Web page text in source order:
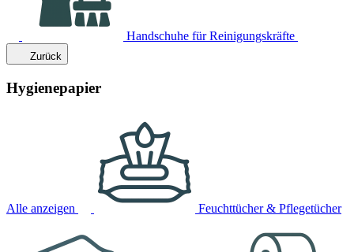
Handschuhe für Reinigungskräfte
Zurück
Hygienepapier
Alle anzeigen Feuchttücher & Pflegetücher